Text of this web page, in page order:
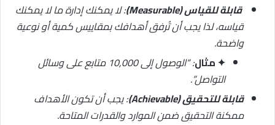
قابلة للقياس (Measurable)
: لا يمكنك إدارة ما لا يمكنك
قياسه، لذا يجب أن تُرفق أهدافك بمقاييس كمية أو نوعية
واضحة.
✦ مثال
: “الوصول إلى 10,000 متابع على وسائل
التواصل”.
قابلة للتحقيق (Achievable)
: يجب أن تكون الأهداف
ممكنة التحقيق ضمن الموارد والقدرات المتاحة.